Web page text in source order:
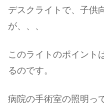
デスクライトで、子供
が、、、
このライトのポイント
るのです。
病院の手術室の照明っ